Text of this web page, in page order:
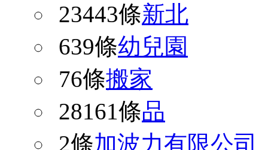
23443條新北
639條幼兒園
76條搬家
28161條品
2條加波力有限公司